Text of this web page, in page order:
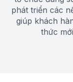
phát triển các
giúp khách
thức